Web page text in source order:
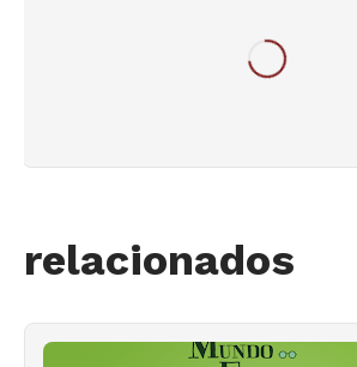
relacionados